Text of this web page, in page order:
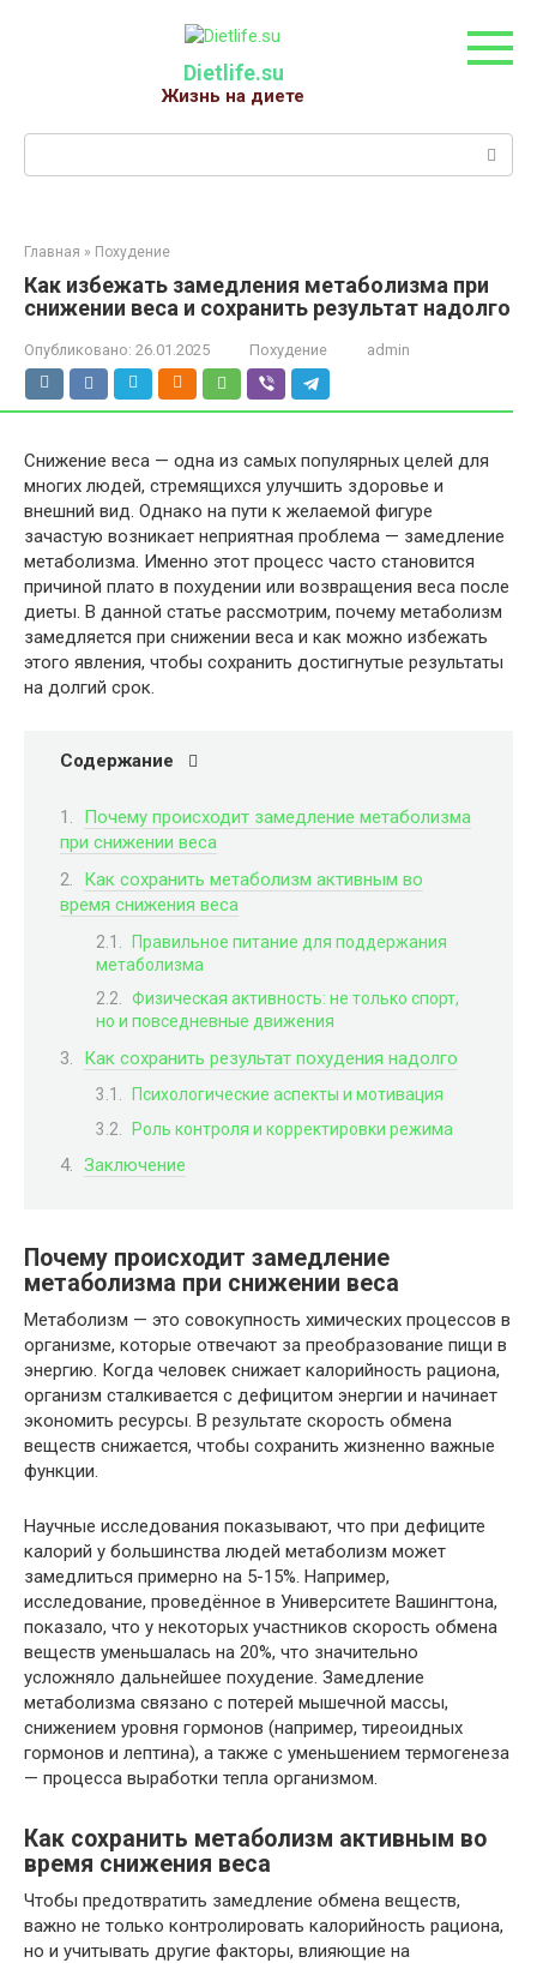
Dietlife.su
Жизнь на диете
Главная » Похудение
Как избежать замедления метаболизма при
снижении веса и сохранить результат надолго
Опубликовано: 26.01.2025 Похудение admin
Снижение веса — одна из самых популярных целей для
многих людей, стремящихся улучшить здоровье и
внешний вид. Однако на пути к желаемой фигуре
зачастую возникает неприятная проблема — замедление
метаболизма. Именно этот процесс часто становится
причиной плато в похудении или возвращения веса после
диеты. В данной статье рассмотрим, почему метаболизм
замедляется при снижении веса и как можно избежать
этого явления, чтобы сохранить достигнутые результаты
на долгий срок.
Содержание
Почему происходит замедление метаболизма
при снижении веса
Как сохранить метаболизм активным во
время снижения веса
Правильное питание для поддержания
метаболизма
Физическая активность: не только спорт,
но и повседневные движения
Как сохранить результат похудения надолго
Психологические аспекты и мотивация
Роль контроля и корректировки режима
Заключение
Почему происходит замедление
метаболизма при снижении веса
Метаболизм — это совокупность химических процессов в
организме, которые отвечают за преобразование пищи в
энергию. Когда человек снижает калорийность рациона,
организм сталкивается с дефицитом энергии и начинает
экономить ресурсы. В результате скорость обмена
веществ снижается, чтобы сохранить жизненно важные
функции.
Научные исследования показывают, что при дефиците
калорий у большинства людей метаболизм может
замедлиться примерно на 5-15%. Например,
исследование, проведённое в Университете Вашингтона,
показало, что у некоторых участников скорость обмена
веществ уменьшалась на 20%, что значительно
усложняло дальнейшее похудение. Замедление
метаболизма связано с потерей мышечной массы,
снижением уровня гормонов (например, тиреоидных
гормонов и лептина), а также с уменьшением термогенеза
— процесса выработки тепла организмом.
Как сохранить метаболизм активным во
время снижения веса
Чтобы предотвратить замедление обмена веществ,
важно не только контролировать калорийность рациона,
но и учитывать другие факторы, влияющие на